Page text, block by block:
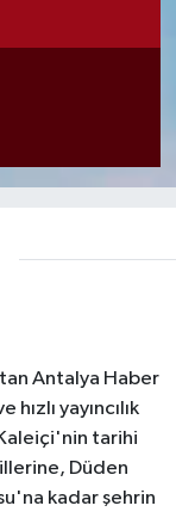
Antalya Haber
yayıncılık
Kaleiçi'nin tarihi
Düden
kadar şehrin